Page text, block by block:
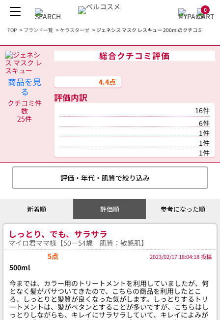
0
TOP > ブランド一覧 > ケラスターゼ > ジェネシス マスク レスキュー 200mlのクチコミ
商品を見
る
クチコミ件
数
25件
総合クチコミ評価
4.4点
評価内訳
16件
6件
1件
1件
1件
評価・年代・肌質で絞り込み
新着順 評価順 参考になった順
しっとり、でも、サラサラ
マイロ君ママ様【50－54歳 肌質：敏感肌】
5点
2023/02/17 18:04:18 投稿
500ml
今までは、カラー用のトリートメントを利用していましたが、何
となく髪がパサついてきたので、こちらの商品を利用したとこ
ろ、しっとりと髪質が良くなった気がします。しっとりするトリ
ートメントは、髪がペタンとすることが多いですが、こちらはし
っとりしながらも、キレイにサラサラしていて、キレイによみが